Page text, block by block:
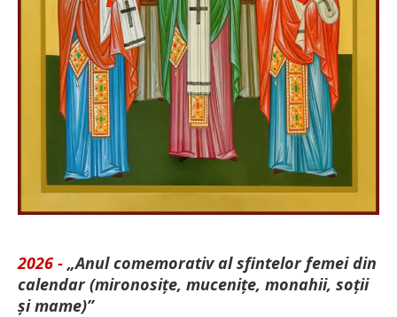
2026 - „Anul comemorativ al sfintelor femei din
calendar (mironosițe, mu­cenițe, monahii, soții
și mame)”